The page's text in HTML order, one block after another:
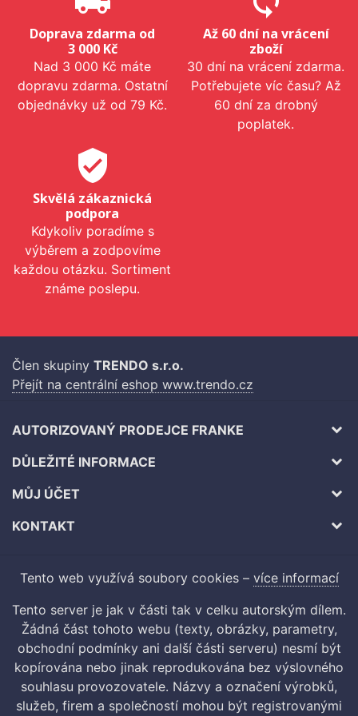
Doprava zdarma od
3 000 Kč
Nad 3 000 Kč máte
dopravu zdarma. Ostatní
objednávky už od 79 Kč.
Až 60 dní na vrácení
zboží
30 dní na vrácení zdarma.
Potřebujete víc času? Až
60 dní za drobný
poplatek.
verified_user
Skvělá zákaznická
podpora
Kdykoliv poradíme s
výběrem a zodpovíme
každou otázku. Sortiment
známe poslepu.
Člen skupiny TRENDO s.r.o.
Přejít na centrální eshop www.trendo.cz
AUTORIZOVANÝ PRODEJCE FRANKE
DŮLEŽITÉ INFORMACE
MŮJ ÚČET
KONTAKT
Tento web využívá soubory cookies – více informací
Tento server je jak v části tak v celku autorským dílem.
Žádná část tohoto webu (texty, obrázky, parametry,
obchodní podmínky ani další části serveru) nesmí být
kopírována nebo jinak reprodukována bez výslovného
souhlasu provozovatele. Názvy a označení výrobků,
služeb, firem a společností mohou být registrovanými